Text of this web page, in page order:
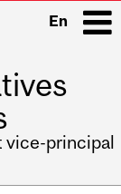
En
vice-principal